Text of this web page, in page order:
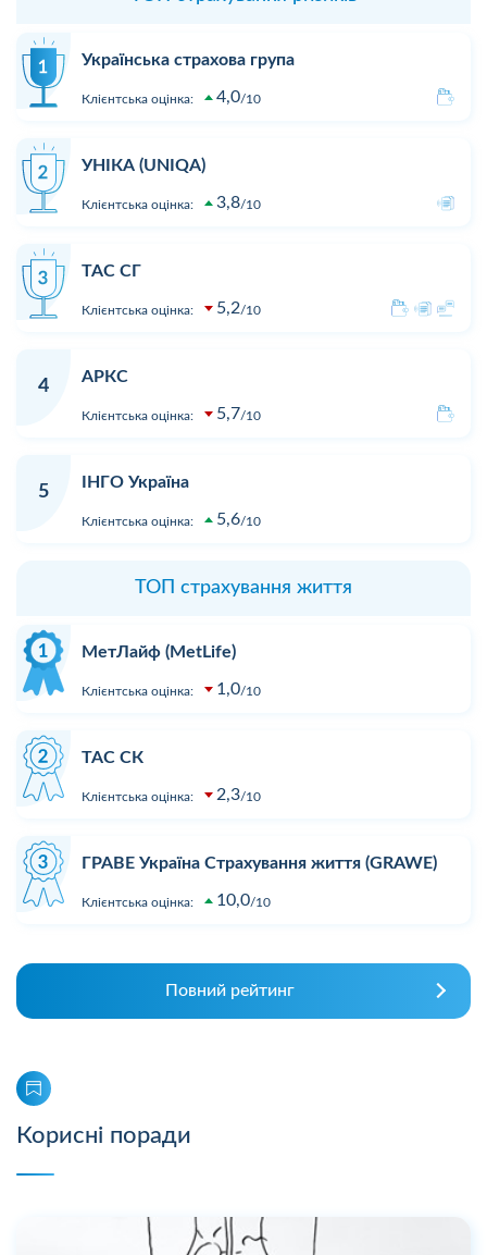
Українська страхова група
Клієнтська оцінка: 4,0 10
УНІКА (UNIQA)
Клієнтська оцінка: 3,8 10
ТАС СГ
Клієнтська оцінка: 5,2 10
4
АРКС
Клієнтська оцінка: 5,7 10
5
ІНГО Україна
Клієнтська оцінка: 5,6 10
ТОП страхування життя
МетЛайф (MetLife)
Клієнтська оцінка: 1,0 10
ТАС СК
Клієнтська оцінка: 2,3 10
ГРАВЕ Україна Страхування життя (GRAWE)
Клієнтська оцінка: 10,0 10
Повний рейтинг
Корисні поради